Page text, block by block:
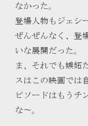
なかった。
登場人物もジェシ
ぜんぜんなく、登
いな展開だった。
ま、それでも嫉妬
スはこの映画では
ピソードはもうチ
な〜。